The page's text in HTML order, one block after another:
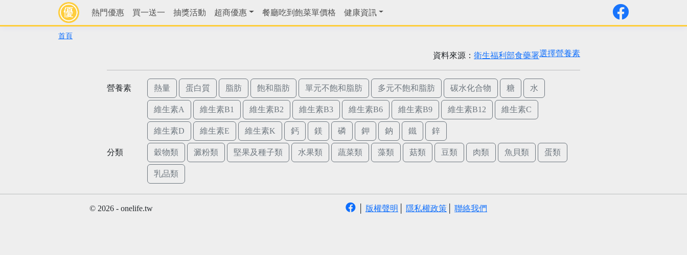
熱門優惠 買一送一 抽獎活動 超商優惠 餐廳吃到飽菜單價格 健康資訊
首頁
選擇營養素
資料來源： 衛生福利部食藥署
營養素 熱量 蛋白質 脂肪 飽和脂肪 單元不飽和脂肪 多元不飽和脂肪 碳水化合物 糖 水
維生素A 維生素B1 維生素B2 維生素B3 維生素B6 維生素B9 維生素B12 維生素C
維生素D 維生素E 維生素K 鈣 鎂 磷 鉀 鈉 鐵 鋅
分類 穀物類 澱粉類 堅果及種子類 水果類 蔬菜類 藻類 菇類 豆類 肉類 魚貝類 蛋類
乳品類
© 2026 - onelife.tw 版權聲明 隱私權政策 聯絡我們